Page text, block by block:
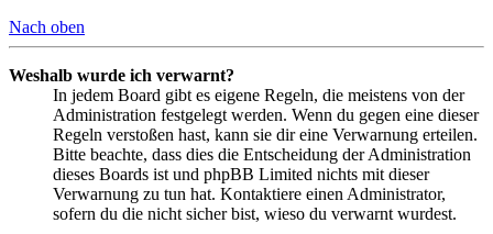
Nach oben
Weshalb wurde ich verwarnt?
In jedem Board gibt es eigene Regeln, die meistens von der
Administration festgelegt werden. Wenn du gegen eine dieser
Regeln verstoßen hast, kann sie dir eine Verwarnung erteilen.
Bitte beachte, dass dies die Entscheidung der Administration
dieses Boards ist und phpBB Limited nichts mit dieser
Verwarnung zu tun hat. Kontaktiere einen Administrator,
sofern du die nicht sicher bist, wieso du verwarnt wurdest.